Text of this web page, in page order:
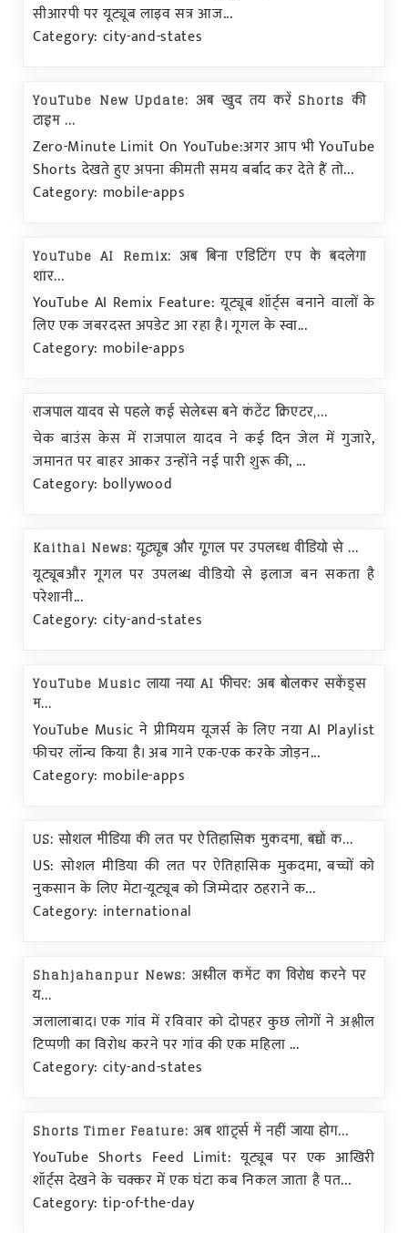
सीआरपी पर यूट्यूब लाइव सत्र आज...
Category: city-and-states
YouTube New Update: अब खुद तय करें Shorts की
टाइम ...
Zero-Minute Limit On YouTube:अगर आप भी YouTube
Shorts देखते हुए अपना कीमती समय बर्बाद कर देते हैं तो...
Category: mobile-apps
YouTube AI Remix: अब बिना एडिटिंग एप के बदलेगा
शॉर...
YouTube AI Remix Feature: यूट्यूब शॉर्ट्स बनाने वालों के
लिए एक जबरदस्त अपडेट आ रहा है। गूगल के स्वा...
Category: mobile-apps
राजपाल यादव से पहले कई सेलेब्स बने कंटेंट क्रिएटर,...
चेक बाउंस केस में राजपाल यादव ने कई दिन जेल में गुजारे,
जमानत पर बाहर आकर उन्होंने नई पारी शुरू की, ...
Category: bollywood
Kaithal News: यूट्यूब और गूगल पर उपलब्ध वीडियो से ...
यूट्यूबऔर गूगल पर उपलब्ध वीडियो से इलाज बन सकता है
परेशानी...
Category: city-and-states
YouTube Music लाया नया AI फीचर: अब बोलकर सकेंड्स
म...
YouTube Music ने प्रीमियम यूजर्स के लिए नया AI Playlist
फीचर लॉन्च किया है। अब गाने एक-एक करके जोड़न...
Category: mobile-apps
US: सोशल मीडिया की लत पर ऐतिहासिक मुकदमा, बच्चों क...
US: सोशल मीडिया की लत पर ऐतिहासिक मुकदमा, बच्चों को
नुकसान के लिए मेटा-यूट्यूब को जिम्मेदार ठहराने क...
Category: international
Shahjahanpur News: अश्लील कमेंट का विरोध करने पर
य...
जलालाबाद। एक गांव में रविवार को दोपहर कुछ लोगों ने अश्लील
टिप्पणी का विरोध करने पर गांव की एक महिला ...
Category: city-and-states
Shorts Timer Feature: अब शॉर्ट्स में नहीं जाया होग...
YouTube Shorts Feed Limit: यूट्यूब पर एक आखिरी
शॉर्ट्स देखने के चक्कर में एक घंटा कब निकल जाता है पत...
Category: tip-of-the-day